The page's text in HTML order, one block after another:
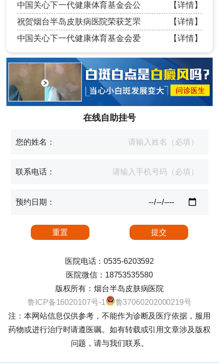
中国关心下一代健康体育基金会公
【详情】
祝贺烟台半岛皮肤病医院荣获芝罘
【详情】
中国关心下一代健康体育基金会爱
【详情】
在线自助挂号
您的姓名：
联系电话：
预约日期：
医院电话：0535-6203592
医院微信：18753535580
版权所有：烟台半岛皮肤病医院
鲁ICP备16020107号-1
鲁37060202000219号
注：本网站信息仅供参考，不能作为诊断及医疗依据，服用
药物或进行治疗时请遵医嘱。如有转载或引用文章涉及版权
问题，请与我们联系。